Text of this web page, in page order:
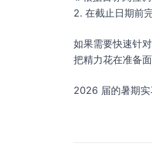
2. 在截止日期前
如果需要快速针
把精力花在准备面
2026 届的暑期实